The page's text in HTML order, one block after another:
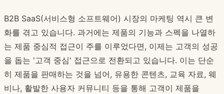
B2B SaaS(서비스형 소프트웨어) 시장의 마케팅 역시 큰 변
화를 겪고 있습니다. 과거에는 제품의 기능과 스펙을 나열하
는 제품 중심적 접근이 주를 이루었다면, 이제는 고객의 성공
을 돕는 '고객 중심' 접근으로 전환되고 있습니다. 이는 단순
히 제품을 판매하는 것을 넘어, 유용한 콘텐츠, 교육 자료, 웨
비나, 활발한 사용자 커뮤니티 등을 통해 고객이 제품을